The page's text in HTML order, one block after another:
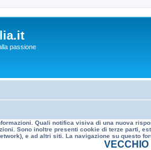
passione
Quali notifica visiva di una nuova
Sono inoltre presenti cookie di terze parti,
e ad altri siti. La navigazione su questo
VECCHIO